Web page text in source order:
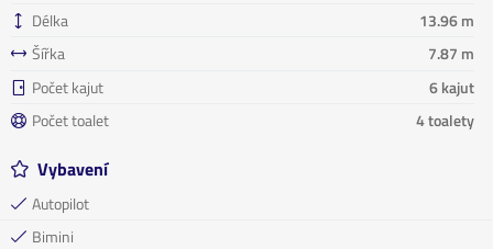
Délka
13.96 m
Šířka
7.87 m
Počet kajut
6 kajut
Počet toalet
4 toalety
Vybavení
Autopilot
Bimini